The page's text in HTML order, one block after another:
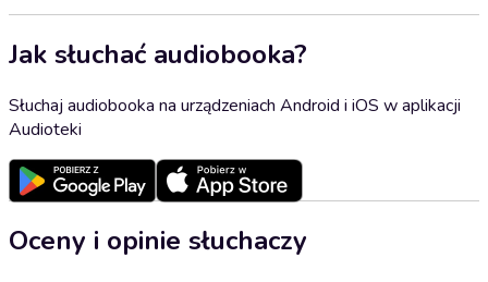
Jak słuchać audiobooka?
Słuchaj audiobooka na urządzeniach Android i iOS w aplikacji
Audioteki
Oceny i opinie słuchaczy